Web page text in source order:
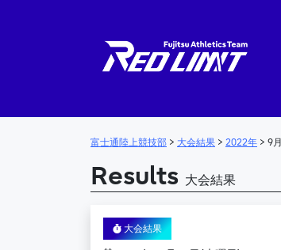
メインナビゲーション
富士通陸上競技部 > 大会結果 > 2022年 > 9月
Results 大会結果
大会結果